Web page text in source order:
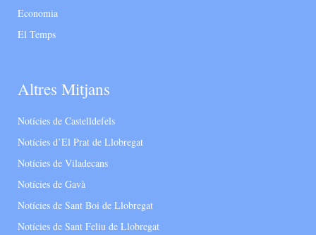
Economia
El Temps
Altres Mitjans
Notícies de Castelldefels
Notícies d’El Prat de Llobregat
Notícies de Viladecans
Notícies de Gavà
Notícies de Sant Boi de Llobregat
Notícies de Sant Feliu de Llobregat